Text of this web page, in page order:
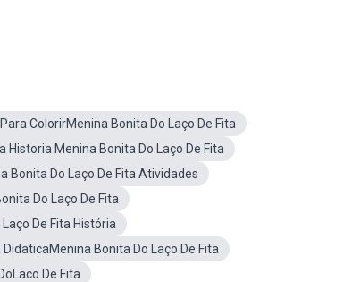
ColorirMenina Bonita Do Laço De Fita
Historia Menina Bonita Do Laço De Fita
Bonita Do Laço De Fita Atividades
Do Laço De Fita
De Fita História
Bonita Do Laço De Fita
De Fita